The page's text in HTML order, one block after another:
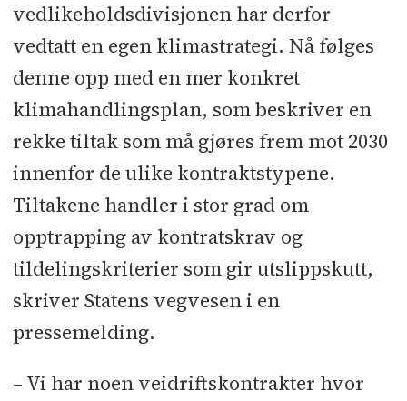
vedlikeholdsdivisjonen har derfor
vedtatt en egen klimastrategi. Nå følges
denne opp med en mer konkret
klimahandlingsplan, som beskriver en
rekke tiltak som må gjøres frem mot 2030
innenfor de ulike kontraktstypene.
Tiltakene handler i stor grad om
opptrapping av kontratskrav og
tildelingskriterier som gir utslippskutt,
skriver Statens vegvesen i en
pressemelding.
– Vi har noen veidriftskontrakter hvor